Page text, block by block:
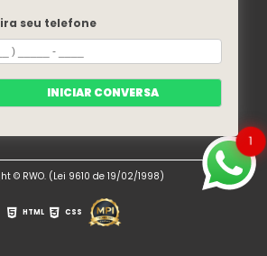
Empresa
Equipamentos
Contato
© RWO. (Lei 9610 de 19/02/1998)
HTML CSS
1
seu telefone
INICIAR CONVERSA